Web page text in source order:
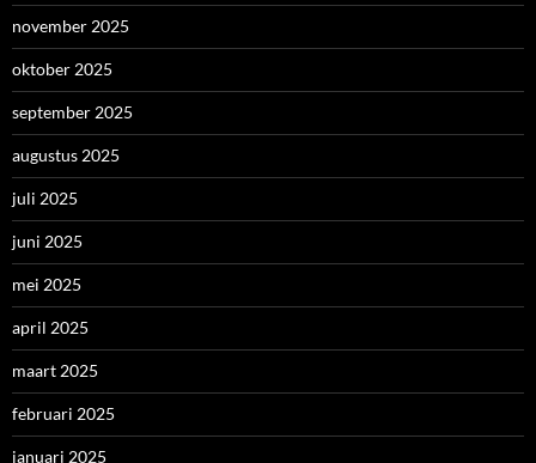
november 2025
oktober 2025
september 2025
augustus 2025
juli 2025
juni 2025
mei 2025
april 2025
maart 2025
februari 2025
januari 2025